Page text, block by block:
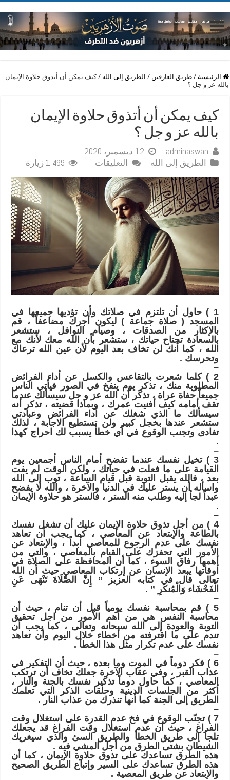
الرئيسية / طريق العارفين / الطريق إلى الله / ﻛﻴﻒ ﻳﻤﻜﻦ ﺃﻥ ﺃﺗﺬﻭﻕ ﺣﻼﻭﺓ ﺍﻹﻳﻤﺎﻥ
ﺑﺎﻟﻠﻪ ﻋﺰ ﻭ ﺟﻞ ؟
ﻛﻴﻒ ﻳﻤﻜﻦ ﺃﻥ ﺃﺗﺬﻭﻕ ﺣﻼﻭﺓ ﺍﻹﻳﻤﺎﻥ
ﺑﺎﻟﻠﻪ ﻋﺰ ﻭ ﺟﻞ ؟
adminaswan
12 ديسمبر، 2020
الطريق إلى الله
التعليقات
ﻳﻤﻜﻦ
ﺃﻥ
ﺃﺗﺬﻭﻕ
ﺣﻼﻭﺓ
ﺍﻹﻳﻤﺎﻥ
ﺑﺎﻟﻠﻪ
ﻋﺰ
ﻭ
ﺟﻞ
؟
مغلقة
1,499 زيارة
1 ‏) ﺣﺎﻭﻝ ﺃﻥ ﺗﻠﺘﺰﻡ ﻓﻲ ﺻﻼﺗﻚ ﻭﺃﻥ ﺗﺆﺩﻳﻬﺎ ﺟﻤﻴﻌﻬﺎ ﻓﻲ
ﺍﻟﻤﺴﺠﺪ ‏( ﺻﻼﺓ ﺟﻤﺎﻋﺔ ‏) ﻟﻴﻜﻮﻥ ﺃﺟﺮﻙ ﻣﻀﺎﻋﻔﺎً ، ﻗﻢ
ﺑﺎﻹﻛﺜﺎﺭ ﻣﻦ ﺍﻟﺼﺪﻗﺎﺕ ، ﻭﺻﻴﺎﻡ ﺍﻟﻨﻮﺍﻓﻞ ، ﺳﺘﺸﻌﺮ
ﺑﺎﻟﺴﻌﺎﺩﺓ ﺗﺠﺘﺎﺡ ﺣﻴﺎﺗﻚ ، ﺳﺘﺸﻌﺮ ﺑﺄﻥ ﺍﻟﻠﻪ ﻣﻌﻚ ﻷﻧﻚ ﻣﻊ
ﺍﻟﻠﻪ ، ﻛﻤﺎ ﺃﻧﻚ ﻟﻦ ﺗﺨﺎﻑ ﺑﻌﺪ ﺍﻟﻴﻮﻡ ﻷﻥ ﻋﻴﻦ ﺍﻟﻠﻪ ﺗﺮﻋﺎﻙ
ﻭﺗﺤﺮﺳﻚ .
–
2 ‏) ﻛﻠﻤﺎ ﺷﻌﺮﺕ ﺑﺎﻟﺘﻘﺎﻋﺲ ﻭﺍﻟﻜﺴﻞ ﻋﻦ ﺃﺩﺍﺀ ﺍﻟﻔﺮﺍﺋﺾ
ﺍﻟﻤﻄﻠﻮﺑﺔ ﻣﻨﻚ ، ﺗﺬﻛﺮ ﻳﻮﻡ ﻳﻨﻔﺦ ﻓﻲ ﺍﻟﺼﻮﺭ ﻓﻴﺄﺗﻲ ﺍﻟﻨﺎﺱ
ﺟﻤﻴﻌﺎً ﺣﻔﺎﺓ ﻋﺮﺍﺓ ، ﺗﺬﻛﺮ ﺃﻥ ﺍﻟﻠﻪ ﻋﺰ ﻭ ﺟﻞ ﺳﻴﺴﺄﻟﻚ ﻋﻨﺪﻣﺎ
ﺗﻘﻒ ﺃﻣﺎﻣﻪ ﻛﻴﻒ ﺃﻓﻨﻴﺖ ﻋﻤﺮﻙ ، ﻭﺑﻤﺎﺫﺍ ﻗﻀﻴﺘﻪ ، ﺗﺬﻛﺮ ﺃﻧﻪ
ﺳﻴﺴﺄﻟﻚ ﻣﺎ ﺍﻟﺬﻱ ﺷﻐﻠﻚ ﻋﻦ ﺃﺩﺍﺀ ﺍﻟﻔﺮﺍﺋﺾ ﻭﻋﺒﺎﺩﺗﻲ
ﺳﺘﺸﻌﺮ ﻋﻨﺪﻫﺎ ﺑﺨﺠﻞ ﻛﺒﻴﺮ ﻭﻟﻦ ﺗﺴﺘﻄﻴﻊ ﺍﻻﺟﺎﺑﺔ ، ﻟﺬﻟﻚ
ﺗﻔﺎﺩﻯ ﻭﺗﺠﻨﺐ ﺍﻟﻮﻗﻮﻉ ﻓﻲ ﺃﻱ ﺧﻄﺄ ﻳﺴﺒﺐ ﻟﻚ ﺍﺣﺮﺍﺝ ﻛﻬﺬﺍ
.
–
3 ‏) ﺗﺨﻴﻞ ﻧﻔﺴﻚ ﻋﻨﺪﻣﺎ ﺗﻔﻀﺢ ﺃﻣﺎﻡ ﺍﻟﻨﺎﺱ ﺃﺟﻤﻌﻴﻦ ﻳﻮﻡ
ﺍﻟﻘﻴﺎﻣﺔ ﻋﻠﻰ ﻣﺎ ﻓﻌﻠﺖ ﻓﻲ ﺣﻴﺎﺗﻚ ، ﻭﻟﻜﻦ ﺍﻟﻮﻗﺖ ﻟﻢ ﻳﻔﺖ
ﺑﻌﺪ ، ﻓﺎﻟﻠﻪ ﻳﻘﺒﻞ ﺍﻟﺘﻮﺑﺔ ﻗﺒﻞ ﻗﻴﺎﻡ ﺍﻟﺴﺎﻋﺔ ، ﺗﻮﺏ ﺇﻟﻰ ﺍﻟﻠﻪ
ﻭﺍﺳﺄﻟﻪ ﺃﻥ ﻳﺴﺘﺮ ﻋﻠﻴﻚ ﻓﻲ ﺍﻟﺪﻧﻴﺎ ﻭﺍﻵﺧﺮﺓ ، ﻭﺍﻟﻠﻪ ﻻ ﻳﻔﻀﺢ
ﻋﺒﺪﺍً ﻟﺠﺄ ﺇﻟﻴﻪ ﻭﻃﻠﺐ ﻣﻨﻪ ﺍﻟﺴﺘﺮ ، ﻓﺎﻟﺴﺘﺮ ﻫﻮ ﺣﻼﻭﺓ ﺍﻹﻳﻤﺎﻥ
.
–
4 ‏) ﻣﻦ ﺃﺟﻞ ﺗﺬﻭﻕ ﺣﻼﻭﺓ ﺍﻹﻳﻤﺎﻥ ﻋﻠﻴﻚ ﺃﻥ ﺗﺸﻐﻞ ﻧﻔﺴﻚ
ﺑﺎﻟﻄﺎﻋﺔ ﻭﺍﻹﺑﺘﻌﺎﺩ ﻋﻦ ﺍﻟﻤﻌﺎﺻﻲ ، ﻛﻤﺎ ﻳﺠﺐ ﺃﻥ ﺗﻌﺎﻫﺪ
ﻧﻔﺴﻚ ﻋﻠﻰ ﻋﺪﻡ ﺍﻟﺮﺟﻮﻉ ﻟﻠﻤﻌﺎﺻﻲ ﺃﺑﺪﺍً ، ﻭﺍﻹﺑﺘﻌﺎﺩ ﻋﻦ
ﺍﻷﻣﻮﺭ ﺍﻟﺘﻲ ﺗﺤﻔﺰﻙ ﻋﻠﻰ ﺍﻟﻘﻴﺎﻡ ﺑﺎﻟﻤﻌﺎﺻﻲ ، ﻭﺍﻟﺘﻲ ﻣﻦ
ﺃﻫﻤﻬﺎ ﺭﻓﺎﻕ ﺍﻟﺴﻮﺀ ، ﻛﻤﺎ ﺃﻥ ﺍﻟﻤﺤﺎﻓﻈﺔ ﻋﻠﻰ ﺍﻟﺼﻼﺓ ﻓﻲ
ﺃﻭﻗﺎﺗﻬﺎ ﻳﺒﻌﺪ ﺍﻹﻧﺴﺎﻥ ﻋﻦ ﺇﺭﺗﻜﺎﺏ ﺍﻟﻤﻌﺎﺻﻲ ﺣﻴﺚ ﺃﻥ ﺍﻟﻠﻪ
ﺗﻌﺎﻟﻰ ﻗﺎﻝ ﻓﻲ ﻛﺘﺎﺑﻪ ﺍﻟﻌﺰﻳﺰ ” ﺇِﻥَّ ﺍﻟﺼَّﻠَﺎﺓَ ﺗَﻨْﻬَﻰ ﻋَﻦِ
ﺍﻟْﻔَﺤْﺸَﺎﺀ ﻭَﺍﻟْﻤُﻨﻜَﺮِ ” .
–
5 ‏) ﻗﻢ ﺑﻤﺤﺎﺳﺒﺔ ﻧﻔﺴﻚ ﻳﻮﻣﻴﺎً ﻗﺒﻞ ﺃﻥ ﺗﻨﺎﻡ ، ﺣﻴﺚ ﺃﻥ
ﻣﺤﺎﺳﺒﺔ ﺍﻟﻨﻔﺲ ﻫﻲ ﻣﻦ ﺃﻫﻢ ﺍﻷﻣﻮﺭ ﻣﻦ ﺍﺟﻞ ﺗﺤﻘﻴﻖ
ﺍﻟﺘﻮﺑﺔ ﻭﺍﻟﻌﻮﺩﺓ ﺇﻟﻰ ﺍﻟﻠﻪ ﺳﺒﺤﺎﻧﻪ ﻭﺗﻌﺎﻟﻰ ، ﻛﻤﺎ ﻳﺠﺐ ﺃﻥ
ﺗﻨﺪﻡ ﻋﻠﻰ ﻣﺎ ﺍﻗﺘﺮﻓﺘﻪ ﻣﻦ ﺃﺧﻄﺎﺀ ﺧﻼﻝ ﺍﻟﻴﻮﻡ ﻭﺃﻥ ﺗﻌﺎﻫﺪ
ﻧﻔﺴﻚ ﻋﻠﻰ ﻋﺪﻡ ﺗﻜﺮﺍﺭ ﻣﺜﻞ ﻫﺬﺍ ﺍﻟﺨﻄﺄ .
–
6 ‏) ﻓﻜﺮ ﺩﻭﻣﺎً ﻓﻲ ﺍﻟﻤﻮﺕ ﻭﻣﺎ ﺑﻌﺪﻩ ، ﺣﻴﺚ ﺃﻥ ﺍﻟﺘﻔﻜﻴﺮ ﻓﻲ
ﻋﺬﺍﺏ ﺍﻟﻘﺒﺮ ، ﻭﻓﻲ ﻋﻘﺎﺏ ﺍﻵﺧﺮﺓ ﺟﻌﻠﻚ ﺗﺨﺎﻑ ﺃﻥ ﺗﺮﺗﻜﺐ
ﺍﻟﻤﻌﺎﺻﻲ ، ﻛﻤﺎ ﺣﺎﻭﻝ ﺩﻭﻣﺎً ﺗﺬﻛﻴﺮ ﻧﻔﺴﻚ ﺑﺎﻟﺠﻨﺔ ﻭﺍﻟﻨﺎﺭ ،
ﺃﻛﺜﺮ ﻣﻦ ﺍﻟﺠﻠﺴﺎﺕ ﺍﻟﺪﻳﻨﻴﺔ ﻭﺣﻠﻘﺎﺕ ﺍﻟﺬﻛﺮ ﺍﻟﺘﻲ ﺗﻌﻠﻤﻚ
ﺍﻟﻄﺮﻳﻖ ﺇﻟﻰ ﺍﻟﺠﻨﺔ ﻛﻤﺎ ﺃﻧﻬﺎ ﺗﻨﺬﺭﻙ ﻣﻦ ﻋﺬﺍﺏ ﺍﻟﻨﺎﺭ .
–
7 ‏) ﺗﺠﻨّﺐ ﺍﻟﻮﻗﻮﻉ ﻓﻲ ﻓﺦ ﻋﺪﻡ ﺍﻟﻘﺪﺭﺓ ﻋﻠﻰ ﺍﺳﺘﻐﻼﻝ ﻭﻗﺖ
ﺍﻟﻔﺮﺍﻍ ، ﺣﻴﺚ ﺃﻥ ﻋﺪﻡ ﺍﺳﺘﻐﻼﻝ ﻭﻗﺖ ﺍﻟﻔﺮﺍﻍ ﻗﺪ ﻳﺠﻌﻠﻚ
ﺗﻠﺠﺄ ﺇﻟﻰ ﻃﺮﻳﻖ ﺍﻟﺨﻄﺄ ﻭﺍﻟﻄﺮﻳﻖ ﺍﻟﺴﺊ ﻭﺍﻟﺬﻱ ﺳﻴﻐﺮﻳﻚ
ﺍﻟﺸﻴﻄﺎﻥ ﺑﺸﺘﻰ ﺍﻟﻄﺮﻕ ﻣﻦ ﺃﺟﻞ ﺍﻟﻤﺸﻲ ﻓﻴﻪ .
ﻫﺬﻩ ﺍﻟﻄﺮﻕ ﺗﺴﺎﻋﺪﻙ ﻋﻠﻰ ﺗﺬﻭﻕ ﺣﻼﻭﺓ ﺍﻹﻳﻤﺎﻥ ، ﻛﻤﺎ ﺃﻥ
ﻫﺬﻩ ﺍﻟﻄﺮﻕ ﺗﺴﺎﻋﺪﻙ ﻋﻠﻰ ﺍﻟﺴﻴﺮ ﻭﺇﺗﺒﺎﻉ ﺍﻟﻄﺮﻳﻖ ﺍﻟﺼﺤﻴﺢ
ﻭﺍﻹﺑﺘﻌﺎﺩ ﻋﻦ ﻃﺮﻳﻖ ﺍﻟﻤﻌﺼﻴﺔ .